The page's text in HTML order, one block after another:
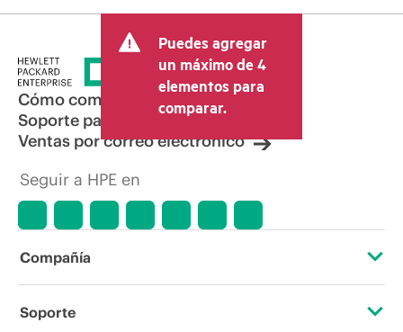
Puedes agregar
un máximo de 4
elementos para
comparar.
Cómo comprar
Soporte para productos
Ventas por correo electrónico
Seguir a HPE en
Compañía
Acerca de HPE
Soporte